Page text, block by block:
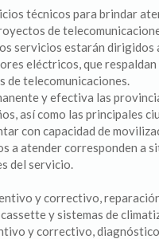
técnicos para brindar
de
servicios estarán dirigidos
eléctricos, que
de telecomunicaciones.
y efectiva las
así como las principales
con capacidad de
a atender corresponden a
del servicio.
y correctivo,
y sistemas de
y correctivo,